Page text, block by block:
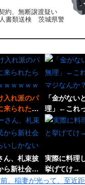
約、無断譲渡疑い
書類送検 茨城県警
入れ派のパ
来られたら
ｗｗｗｗｗ
「金がない
理」←これ
ジなんか？
ん、札束披
ら新社会人
しかないと
実際に料理
挙げてけ→
、稲妻が光って、至近